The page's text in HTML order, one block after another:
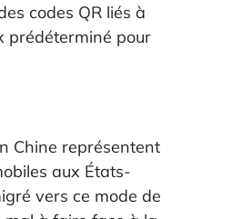
codes QR liés à
prédéterminé pour
Chine représentent
aux États-
vers ce mode de